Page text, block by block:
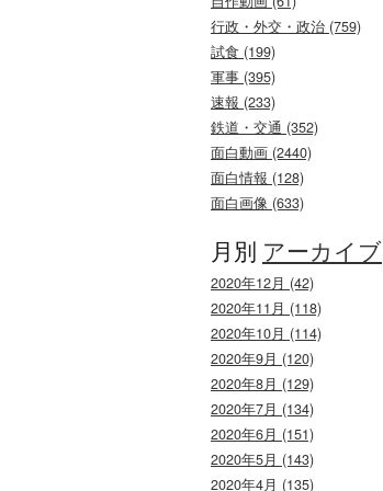
行政・外交・政治 (759)
試食 (199)
軍事 (395)
速報 (233)
鉄道・交通 (352)
面白動画 (2440)
面白情報 (128)
面白画像 (633)
月別 アーカイブ
2020年12月 (42)
2020年11月 (118)
2020年10月 (114)
2020年9月 (120)
2020年8月 (129)
2020年7月 (134)
2020年6月 (151)
2020年5月 (143)
2020年4月 (135)